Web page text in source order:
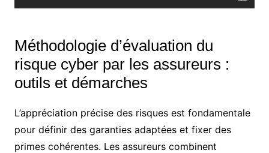
Méthodologie d’évaluation du
risque cyber par les assureurs :
outils et démarches
L’appréciation précise des risques est fondamentale
pour définir des garanties adaptées et fixer des
primes cohérentes. Les assureurs combinent